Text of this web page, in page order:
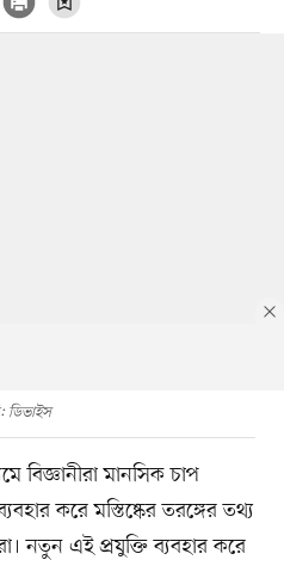
ডিভাইস
বিজ্ঞানীরা মানসিক চাপ
করে মস্তিষ্কের তরঙ্গের তথ্য
নতুন এই প্রযুক্তি ব্যবহার করে